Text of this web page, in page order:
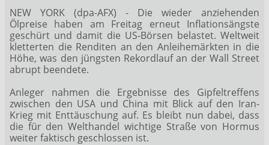
NEW YORK (dpa-AFX) - Die wieder anziehenden
Ölpreise haben am Freitag erneut Inflationsängste
geschürt und damit die US-Börsen belastet. Weltweit
kletterten die Renditen an den Anleihemärkten in die
Höhe, was den jüngsten Rekordlauf an der Wall Street
abrupt beendete.
Anleger nahmen die Ergebnisse des Gipfeltreffens
zwischen den USA und China mit Blick auf den Iran-
Krieg mit Enttäuschung auf. Es bleibt nun dabei, dass
die für den Welthandel wichtige Straße von Hormus
weiter faktisch geschlossen ist.